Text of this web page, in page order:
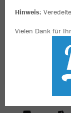
Hinweis:
Vielen Dank für